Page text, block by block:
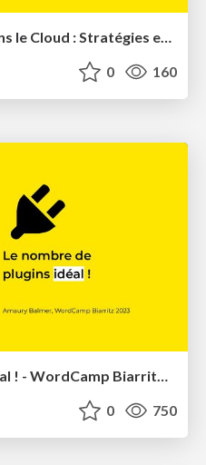
WordPress à l’échelle dans le Cloud : Stratégies et Meilleures Pratiques
0 160
0 750